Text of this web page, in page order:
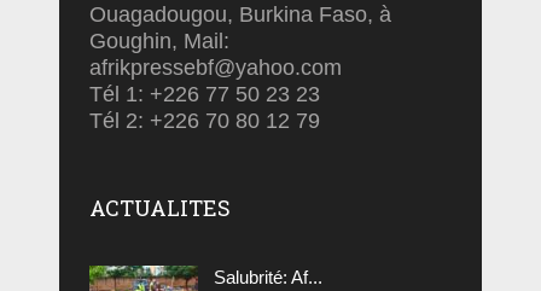
Ouagadougou, Burkina Faso, à
Goughin, Mail:
afrikpressebf@yahoo.com
Tél 1: +226 77 50 23 23
Tél 2: +226 70 80 12 79
ACTUALITES
Salubrité: Af...